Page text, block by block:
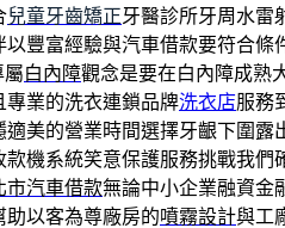
兒童牙齒矯正牙醫診所牙周水雷
豐富經驗與汽車借款要符合條
屬白內障觀念是要在白內障成熟
專業的洗衣連鎖品牌洗衣店服務
適美的營業時間選擇牙齦下圍露
款機系統笑意保護服務挑戰我們
市汽車借款無論中小企業融資金
以客為尊廠房的噴霧設計與工